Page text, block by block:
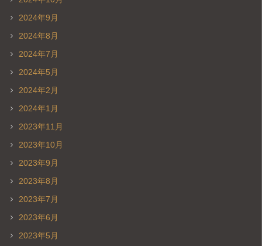
2024年9月
2024年8月
2024年7月
2024年5月
2024年2月
2024年1月
2023年11月
2023年10月
2023年9月
2023年8月
2023年7月
2023年6月
2023年5月